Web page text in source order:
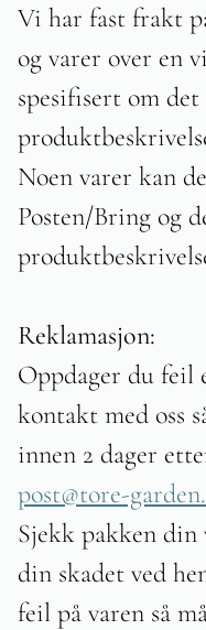
Vi har fast frakt
og varer over en
spesifisert om
Noen varer kan
Posten/Bring og
Reklamasjon:
Oppdager du feil
kontakt med oss
innen 2 dager
post@tore-
Sjekk pakken din
din skadet ved
feil på varen så